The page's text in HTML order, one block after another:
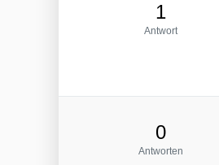
1
Antwort
0
Antworten